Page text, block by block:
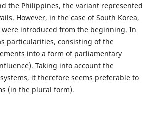
the Philippines, the variant represented
However, in the case of South Korea,
introduced from the beginning. In
particularities, consisting of the
into a form of parliamentary
Taking into account the
it therefore seems preferable to
(in the plural form).